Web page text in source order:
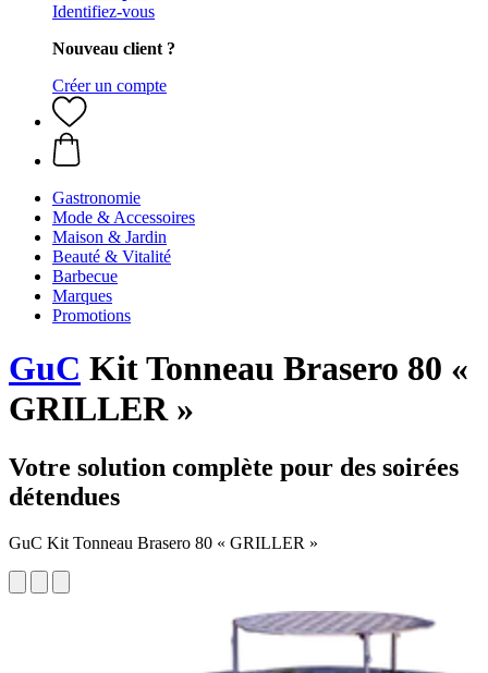
Identifiez-vous
Nouveau client ?
Créer un compte
Gastronomie
Mode & Accessoires
Maison & Jardin
Beauté & Vitalité
Barbecue
Marques
Promotions
GuC Kit Tonneau Brasero 80 «
GRILLER »
Votre solution complète pour des soirées
détendues
GuC Kit Tonneau Brasero 80 « GRILLER »